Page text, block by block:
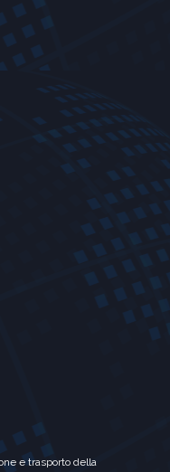
e trasporto della